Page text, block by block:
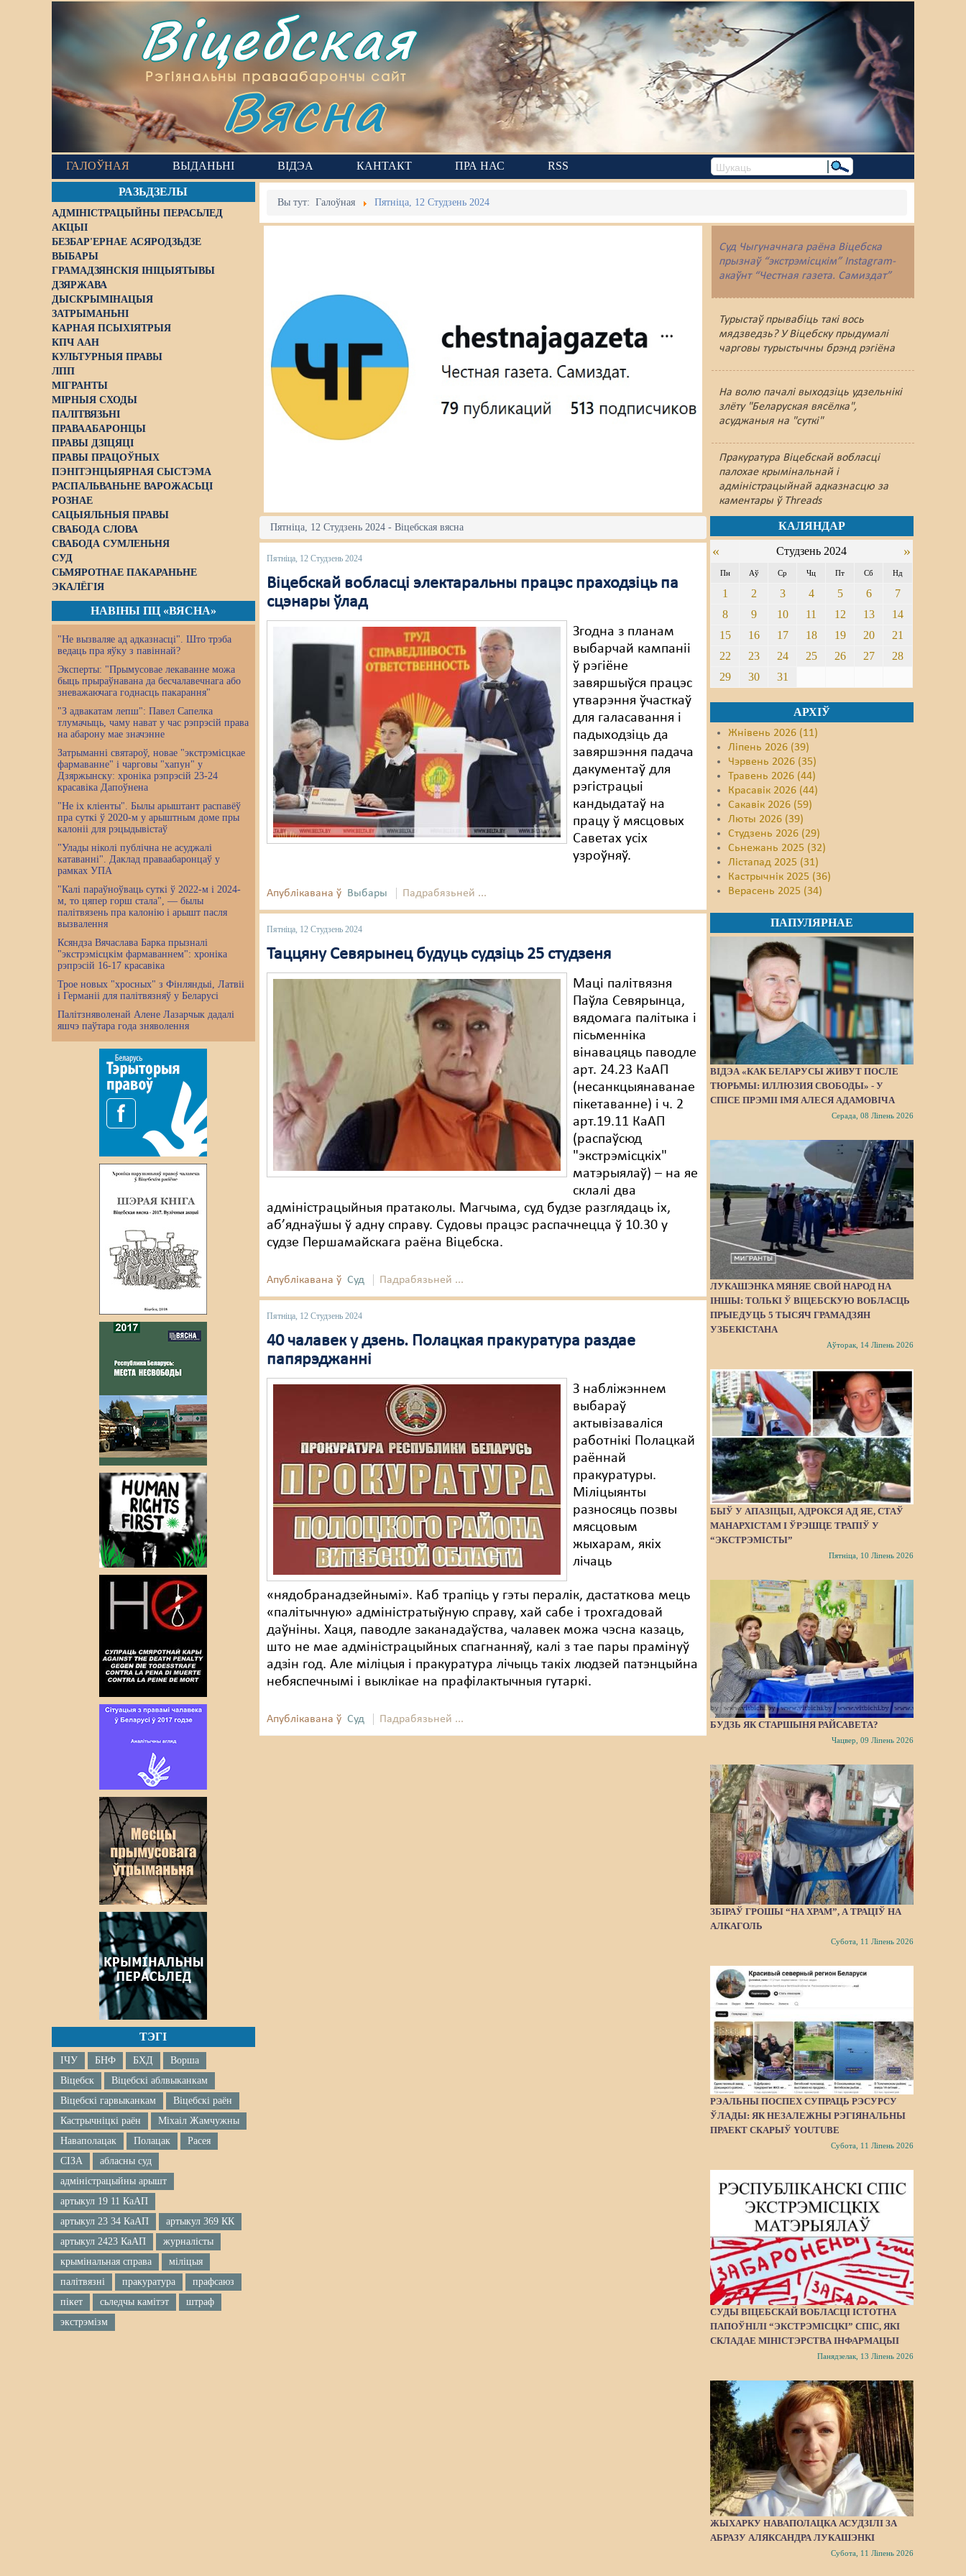
Віцебская
Рэгіянальны праваабарончы сайт
Вясна
ГАЛОЎНАЯ ВЫДАНЬНІ ВІДЭА КАНТАКТ ПРА НАС RSS
РАЗЬДЗЕЛЫ
АДМІНІСТРАЦЫЙНЫ ПЕРАСЬЛЕД
АКЦЫІ
БЕЗБАР'ЕРНАЕ АСЯРОДЗЬДЗЕ
ВЫБАРЫ
ГРАМАДЗЯНСКІЯ ІНІЦЫЯТЫВЫ
ДЗЯРЖАВА
ДЫСКРЫМІНАЦЫЯ
ЗАТРЫМАНЬНІ
КАРНАЯ ПСЫХІЯТРЫЯ
КПЧ ААН
КУЛЬТУРНЫЯ ПРАВЫ
ЛПП
МІГРАНТЫ
МІРНЫЯ СХОДЫ
ПАЛІТВЯЗЬНІ
ПРАВААБАРОНЦЫ
ПРАВЫ ДЗІЦЯЦІ
ПРАВЫ ПРАЦОЎНЫХ
ПЭНІТЭНЦЫЯРНАЯ СЫСТЭМА
РАСПАЛЬВАНЬНЕ ВАРОЖАСЬЦІ
РОЗНАЕ
САЦЫЯЛЬНЫЯ ПРАВЫ
СВАБОДА СЛОВА
СВАБОДА СУМЛЕНЬНЯ
СУД
СЬМЯРОТНАЕ ПАКАРАНЬНЕ
ЭКАЛЁГІЯ
НАВІНЫ ПЦ «ВЯСНА»
"Не вызваляе ад адказнасці". Што трэба
ведаць пра яўку з павіннай?
Эксперты: "Прымусовае лекаванне можа
быць прыраўнавана да бесчалавечнага або
зневажаючага годнасць пакарання"
"З адвакатам лепш": Павел Сапелка
тлумачыць, чаму нават у час рэпрэсій права
на абарону мае значэнне
Затрыманні святароў, новае "экстрэмісцкае
фармаванне" і чарговы "хапун" у
Дзяржынску: хроніка рэпрэсій 23-24
красавіка Дапоўнена
"Не іх кліенты". Былы арыштант распавёў
пра суткі ў 2020-м у арыштным доме пры
калоніі для рэцыдывістаў
"Улады ніколі публічна не асуджалі
катаванні". Даклад праваабаронцаў у
рамках УПА
"Калі параўноўваць суткі ў 2022-м і 2024-
м, то цяпер горш стала", — былы
палітвязень пра калонію і арышт пасля
вызвалення
Ксяндза Вячаслава Барка прызналі
"экстрэмісцкім фармаваннем": хроніка
рэпрэсій 16-17 красавіка
Трое новых "хросных" з Фінляндыі, Латвіі
і Германіі для палітвязняў у Беларусі
Палітзняволенай Алене Лазарчык дадалі
яшчэ паўтара года зняволення
ТЭГІ
ІЧУ БНФ БХД
Ворша
Віцебск
Віцебскі аблвыканкам
Віцебскі гарвыканкам
Віцебскі раён
Кастрычніцкі раён
Міхаіл Жамчужны
Наваполацак
Полацак
Расея
СІЗА
абласны суд
адміністрацыйны арышт
артыкул 19 11 КаАП
артыкул 23 34 КаАП
артыкул 369 КК
артыкул 2423 КаАП
журналісты
крымінальная справа
міліцыя
палітвязні
пракуратура
прафсаюз
пікет
сьледчы камітэт
штраф
экстрэмізм
Вы тут:Галоўная Пятніца, 12 Студзень 2024
Суд Чыгуначнага раёна Віцебска
прызнаў “экстрэмісцкім” Instagram-
акаўнт “Честная газета. Самиздат”
Турыстаў прывабіць такі вось
мядзведзь? У Віцебску прыдумалі
чарговы турыстычны брэнд рэгіёна
На волю пачалі выходзіць удзельнікі
злёту "Беларуская вясёлка",
асуджаныя на "суткі"
Пракуратура Віцебскай вобласці
палохае крымінальнай і
адміністрацыйнай адказнасцю за
каментары ў Threads
Пятніца, 12 Студзень 2024 - Віцебская вясна
Пятніца, 12 Студзень 2024
Віцебскай вобласці электаральны працэс праходзіць па
сцэнары ўлад
Згодна з планам
выбарчай кампаніі
ў рэгіёне
завяршыўся працэс
утварэння ўчасткаў
для галасавання і
падыходзіць да
завяршэння падача
дакументаў для
рэгістрацыі
кандыдатаў на
працу ў мясцовых
Саветах усіх
узроўняў.
Апублікавана ў Выбары Падрабязьней ...
Пятніца, 12 Студзень 2024
Таццяну Севярынец будуць судзіць 25 студзеня
Маці палітвязня
Паўла Севярынца,
вядомага палітыка і
пісьменніка
вінавацяць паводле
арт. 24.23 КаАП
(несанкцыянаванае
пікетаванне) і ч. 2
арт.19.11 КаАП
(распаўсюд
"экстрэмісцкіх"
матэрыялаў) – на яе
склалі два
адміністрацыйныя пратаколы. Магчыма, суд будзе разглядаць іх,
аб’яднаўшы ў адну справу. Судовы працэс распачнецца ў 10.30 у
судзе Першамайскага раёна Віцебска.
Апублікавана ў Суд Падрабязьней ...
Пятніца, 12 Студзень 2024
40 чалавек у дзень. Полацкая пракуратура раздае
папярэджанні
З набліжэннем
выбараў
актывізаваліся
работнікі Полацкай
раённай
пракуратуры.
Міліцыянты
разносяць позвы
мясцовым
жыхарам, якіх
лічаць
«нядобранадзейнымі». Каб трапіць у гэты пералік, дастаткова мець
«палітычную» адміністратыўную справу, хай сабе і трохгадовай
даўніны. Хаця, паводле заканадаўства, чалавек можа чэсна казаць,
што не мае адміністрацыйных спагнанняў, калі з тае пары прамінуў
адзін год. Але міліцыя і пракуратура лічыць такіх людзей патэнцыйна
небяспечнымі і выклікае на прафілактычныя гутаркі.
Апублікавана ў Суд Падрабязьней ...
КАЛЯНДАР
« Студзень 2024 »
Пн Аў Ср Чц Пт Сб Нд
1 2 3 4 5 6
7
8
9 10 11 12 13
14
15
16 17 18 19 20
21
22
23 24 25 26 27
28
29
30 31
АРХІЎ
Жнівень 2026 (11)
Ліпень 2026 (39)
Чэрвень 2026 (35)
Травень 2026 (44)
Красавік 2026 (44)
Сакавік 2026 (59)
Люты 2026 (39)
Студзень 2026 (29)
Сьнежань 2025 (32)
Лістапад 2025 (31)
Кастрычнік 2025 (36)
Верасень 2025 (34)
ПАПУЛЯРНАЕ
ВІДЭА «КАК БЕЛАРУСЫ ЖИВУТ ПОСЛЕ
ТЮРЬМЫ: ИЛЛЮЗИЯ СВОБОДЫ» - У
СПІСЕ ПРЭМІІ ІМЯ АЛЕСЯ АДАМОВІЧА
Серада, 08 Ліпень 2026
ЛУКАШЭНКА МЯНЯЕ СВОЙ НАРОД НА
ІНШЫ: ТОЛЬКІ Ў ВІЦЕБСКУЮ ВОБЛАСЦЬ
ПРЫЕДУЦЬ 5 ТЫСЯЧ ГРАМАДЗЯН
УЗБЕКІСТАНА
Аўторак, 14 Ліпень 2026
БЫЎ У АПАЗІЦЫІ, АДРОКСЯ АД ЯЕ, СТАЎ
МАНАРХІСТАМ І ЎРЭШЦЕ ТРАПІЎ У
“ЭКСТРЭМІСТЫ”
Пятніца, 10 Ліпень 2026
БУДЗЬ ЯК СТАРШЫНЯ РАЙСАВЕТА?
Чацвер, 09 Ліпень 2026
ЗБІРАЎ ГРОШЫ “НА ХРАМ”, А ТРАЦІЎ НА
АЛКАГОЛЬ
Субота, 11 Ліпень 2026
РЭАЛЬНЫ ПОСПЕХ СУПРАЦЬ РЭСУРСУ
ЎЛАДЫ: ЯК НЕЗАЛЕЖНЫ РЭГІЯНАЛЬНЫ
ПРАЕКТ СКАРЫЎ YOUTUBE
Субота, 11 Ліпень 2026
СУДЫ ВІЦЕБСКАЙ ВОБЛАСЦІ ІСТОТНА
ПАПОЎНІЛІ “ЭКСТРЭМІСЦКІ” СПІС, ЯКІ
СКЛАДАЕ МІНІСТЭРСТВА ІНФАРМАЦЫІ
Панядзелак, 13 Ліпень 2026
ЖЫХАРКУ НАВАПОЛАЦКА АСУДЗІЛІ ЗА
АБРАЗУ АЛЯКСАНДРА ЛУКАШЭНКІ
Субота, 11 Ліпень 2026